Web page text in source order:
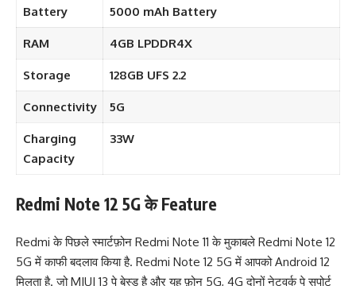
Battery 5000 mAh Battery
RAM 4GB LPDDR4X
Storage 128GB UFS 2.2
Connectivity 5G
Charging
Capacity
33W
Redmi Note 12 5GकेFeature
Redmi के पिछले स्मार्टफ़ोन Redmi Note 11 के मुकाबले Redmi Note 12
5G में काफी बदलाव किया है. Redmi Note 12 5G में आपको Android 12
मिलता है. जो MIUI 13 पे बेस्ड है और यह फ़ोन 5G, 4G दोनों नेटवर्क पे सपोर्ट